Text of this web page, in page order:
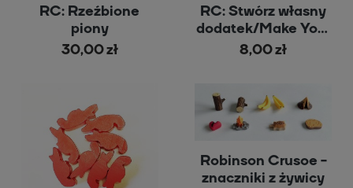
RC: Rzeźbione
piony
30,00 zł
RC: Stwórz własny
dodatek/Make Your
own expansion
8,00 zł
Robinson Crusoe -
znaczniki z żywicy